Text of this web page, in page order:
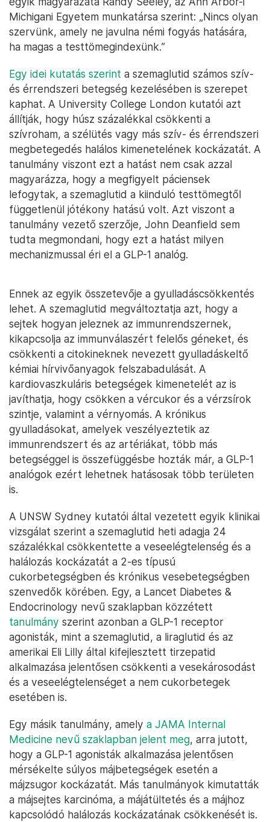
Michigani Egyetem munkatársa szerint: „Nincs olyan
szervünk, amely ne javulna némi fogyás hatására,
ha magas a testtömegindexünk.”
Egy idei kutatás szerint a szemaglutid számos szív-
és érrendszeri betegség kezelésében is szerepet
kaphat. A University College London kutatói azt
állítják, hogy húsz százalékkal csökkenti a
szívroham, a szélütés vagy más szív- és érrendszeri
megbetegedés halálos kimenetelének kockázatát. A
tanulmány viszont ezt a hatást nem csak azzal
magyarázza, hogy a megfigyelt páciensek
lefogytak, a szemaglutid a kiinduló testtömegtől
függetlenül jótékony hatású volt. Azt viszont a
tanulmány vezető szerzője, John Deanfield sem
tudta megmondani, hogy ezt a hatást milyen
mechanizmussal éri el a GLP-1 analóg.
Ennek az egyik összetevője a gyulladáscsökkentés
lehet. A szemaglutid megváltoztatja azt, hogy a
sejtek hogyan jeleznek az immunrendszernek,
kikapcsolja az immunválaszért felelős géneket, és
csökkenti a citokineknek nevezett gyulladáskeltő
kémiai hírvivőanyagok felszabadulását. A
kardiovaszkuláris betegségek kimenetelét az is
javíthatja, hogy csökken a vércukor és a vérzsírok
szintje, valamint a vérnyomás. A krónikus
gyulladásokat, amelyek veszélyeztetik az
immunrendszert és az artériákat, több más
betegséggel is összefüggésbe hozták már, a GLP-1
analógok ezért lehetnek hatásosak több területen
is.
A UNSW Sydney kutatói által vezetett egyik klinikai
vizsgálat szerint a szemaglutid heti adagja 24
százalékkal csökkentette a veseelégtelenség és a
halálozás kockázatát a 2-es típusú
cukorbetegségben és krónikus vesebetegségben
szenvedők körében. Egy, a Lancet Diabetes &
Endocrinology nevű szaklapban közzétett
tanulmány szerint azonban a GLP-1 receptor
agonisták, mint a szemaglutid, a liraglutid és az
amerikai Eli Lilly által kifejlesztett tirzepatid
alkalmazása jelentősen csökkenti a vesekárosodást
és a veseelégtelenséget a nem cukorbetegek
esetében is.
Egy másik tanulmány, amely a JAMA Internal
Medicine nevű szaklapban jelent meg, arra jutott,
hogy a GLP-1 agonisták alkalmazása jelentősen
mérsékelte súlyos májbetegségek esetén a
májzsugor kockázatát. Más tanulmányok kimutatták
a májsejtes karcinóma, a májátültetés és a májhoz
kapcsolódó halálozás kockázatának csökkenését is.